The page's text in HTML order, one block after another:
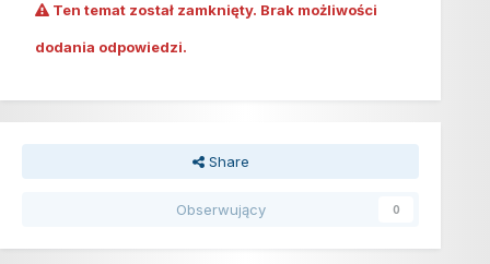
Ten temat został zamknięty. Brak możliwości
dodania odpowiedzi.
Share
Obserwujący 0